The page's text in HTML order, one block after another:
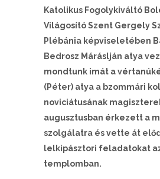
Katolikus Fogolykiváltó
Világosító Szent Gergely
Plébánia képviseletében
Bedrosz Máráslján atya
mondtunk imát a
(Péter) atya a bzommári
noviciátusának
augusztusban érkezett a
szolgálatra és vette át
lelkipásztori feladatokat
templomban.